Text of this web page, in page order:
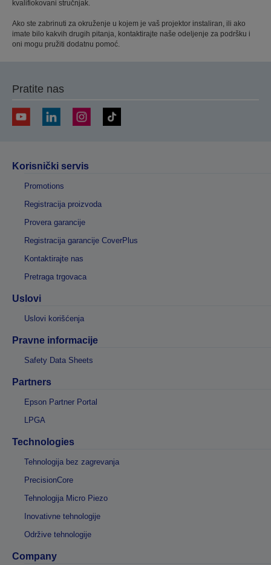
kvalifiokovani stručnjak.
Ako ste zabrinuti za okruženje u kojem je vaš projektor instaliran, ili ako
imate bilo kakvih drugih pitanja, kontaktirajte naše odeljenje za podršku i
oni mogu pružiti dodatnu pomoć.
Pratite nas
Korisnički servis
Promotions
Registracija proizvoda
Provera garancije
Registracija garancije CoverPlus
Kontaktirajte nas
Pretraga trgovaca
Uslovi
Uslovi korišćenja
Pravne informacije
Safety Data Sheets
Partners
Epson Partner Portal
LPGA
Technologies
Tehnologija bez zagrevanja
PrecisionCore
Tehnologija Micro Piezo
Inovativne tehnologije
Održive tehnologije
Company